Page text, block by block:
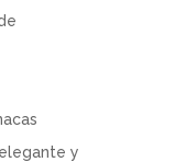
y